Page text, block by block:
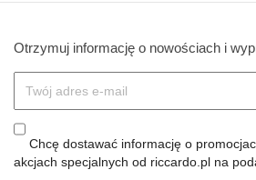
Otrzymuj informację o nowościach i
Chcę dostawać informację o
akcjach specjalnych od riccardo.pl na